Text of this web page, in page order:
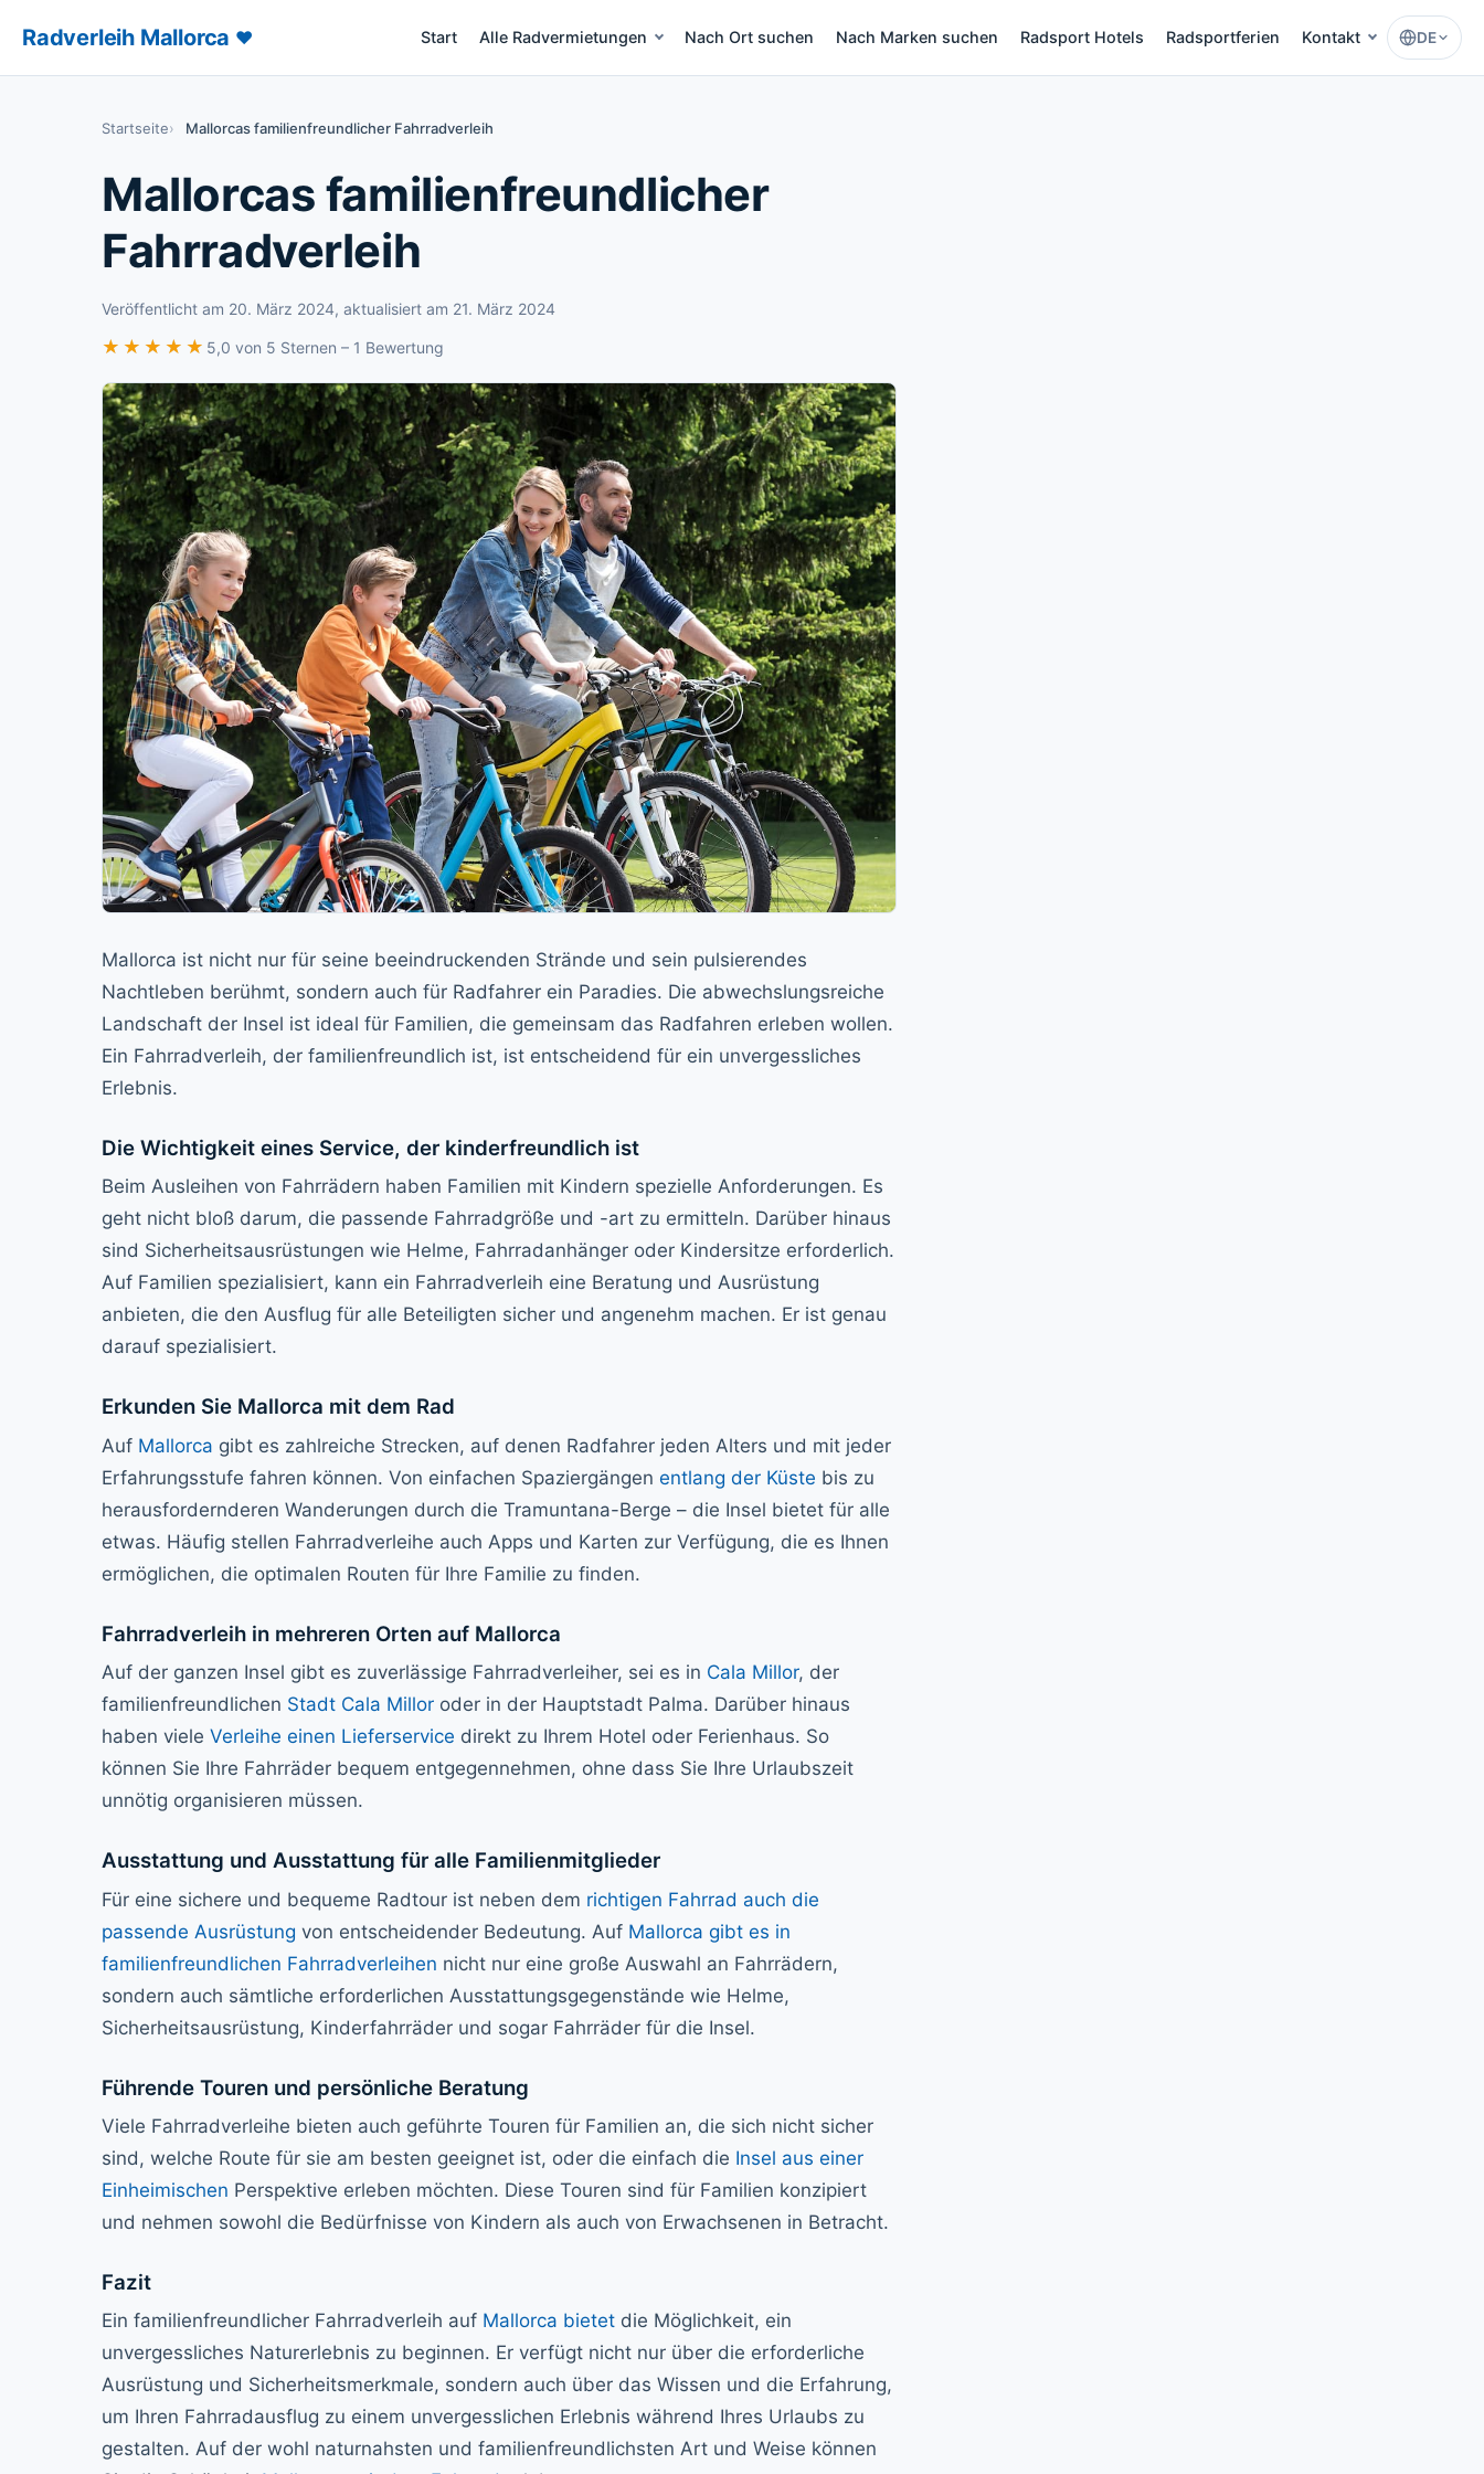
Radverleih Mallorca ♥ Start
– Radverleih Mallorca
Alle Radvermietungen Nach Ort suchen Nach Marken suchen Radsport Hotels Radsportferien Kontakt DE
Startseite Mallorcas familienfreundlicher Fahrradverleih
Mallorcas familienfreundlicher
Fahrradverleih
Veröffentlicht am 20. März 2024, aktualisiert am 21. März 2024
★★★★★
★★★★★ 5,0 von 5 Sternen – 1 Bewertung
Mallorca ist nicht nur für seine beeindruckenden Strände und sein pulsierendes
Nachtleben berühmt, sondern auch für Radfahrer ein Paradies. Die abwechslungsreiche
Landschaft der Insel ist ideal für Familien, die gemeinsam das Radfahren erleben wollen.
Ein Fahrradverleih, der familienfreundlich ist, ist entscheidend für ein unvergessliches
Erlebnis.
Die Wichtigkeit eines Service, der kinderfreundlich ist
Beim Ausleihen von Fahrrädern haben Familien mit Kindern spezielle Anforderungen. Es
geht nicht bloß darum, die passende Fahrradgröße und -art zu ermitteln. Darüber hinaus
sind Sicherheitsausrüstungen wie Helme, Fahrradanhänger oder Kindersitze erforderlich.
Auf Familien spezialisiert, kann ein Fahrradverleih eine Beratung und Ausrüstung
anbieten, die den Ausflug für alle Beteiligten sicher und angenehm machen. Er ist genau
darauf spezialisiert.
Erkunden Sie Mallorca mit dem Rad
Auf Mallorca gibt es zahlreiche Strecken, auf denen Radfahrer jeden Alters und mit jeder
Erfahrungsstufe fahren können. Von einfachen Spaziergängen entlang der Küste bis zu
herausfordernderen Wanderungen durch die Tramuntana-Berge – die Insel bietet für alle
etwas. Häufig stellen Fahrradverleihe auch Apps und Karten zur Verfügung, die es Ihnen
ermöglichen, die optimalen Routen für Ihre Familie zu finden.
Fahrradverleih in mehreren Orten auf Mallorca
Auf der ganzen Insel gibt es zuverlässige Fahrradverleiher, sei es in Cala Millor, der
familienfreundlichen Stadt Cala Millor oder in der Hauptstadt Palma. Darüber hinaus
haben viele Verleihe einen Lieferservice direkt zu Ihrem Hotel oder Ferienhaus. So
können Sie Ihre Fahrräder bequem entgegennehmen, ohne dass Sie Ihre Urlaubszeit
unnötig organisieren müssen.
Ausstattung und Ausstattung für alle Familienmitglieder
Für eine sichere und bequeme Radtour ist neben dem richtigen Fahrrad auch die
passende Ausrüstung von entscheidender Bedeutung. Auf Mallorca gibt es in
familienfreundlichen Fahrradverleihen nicht nur eine große Auswahl an Fahrrädern,
sondern auch sämtliche erforderlichen Ausstattungsgegenstände wie Helme,
Sicherheitsausrüstung, Kinderfahrräder und sogar Fahrräder für die Insel.
Führende Touren und persönliche Beratung
Viele Fahrradverleihe bieten auch geführte Touren für Familien an, die sich nicht sicher
sind, welche Route für sie am besten geeignet ist, oder die einfach die Insel aus einer
Einheimischen Perspektive erleben möchten. Diese Touren sind für Familien konzipiert
und nehmen sowohl die Bedürfnisse von Kindern als auch von Erwachsenen in Betracht.
Fazit
Ein familienfreundlicher Fahrradverleih auf Mallorca bietet die Möglichkeit, ein
unvergessliches Naturerlebnis zu beginnen. Er verfügt nicht nur über die erforderliche
Ausrüstung und Sicherheitsmerkmale, sondern auch über das Wissen und die Erfahrung,
um Ihren Fahrradausflug zu einem unvergesslichen Erlebnis während Ihres Urlaubs zu
gestalten. Auf der wohl naturnahsten und familienfreundlichsten Art und Weise können